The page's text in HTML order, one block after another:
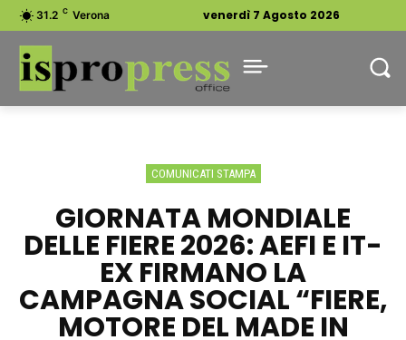
31.2 C Verona venerdì 7 Agosto 2026
COMUNICATI STAMPA
GIORNATA MONDIALE
DELLE FIERE 2026: AEFI E IT-
EX FIRMANO LA
CAMPAGNA SOCIAL “FIERE,
MOTORE DEL MADE IN